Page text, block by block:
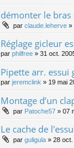
démonter le bras
par claude.leherve »
Réglage gicleur
par philfree » 31 oct.
Pipette arr. essui
par jeremclink » 19 mai
Montage d’un
par Patoche57 » 07
Le cache de
par guligula » 28 oct.